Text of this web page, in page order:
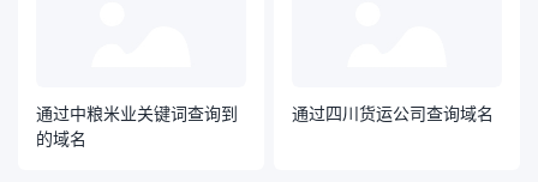
通过中粮米业关键词查询到
的域名
通过四川货运公司查询域名